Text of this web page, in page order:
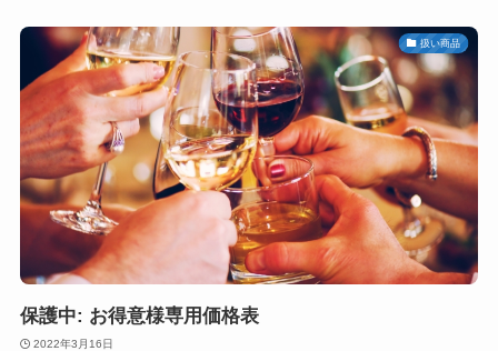
扱い商品
保護中: お得意様専用価格表
2022年3月16日